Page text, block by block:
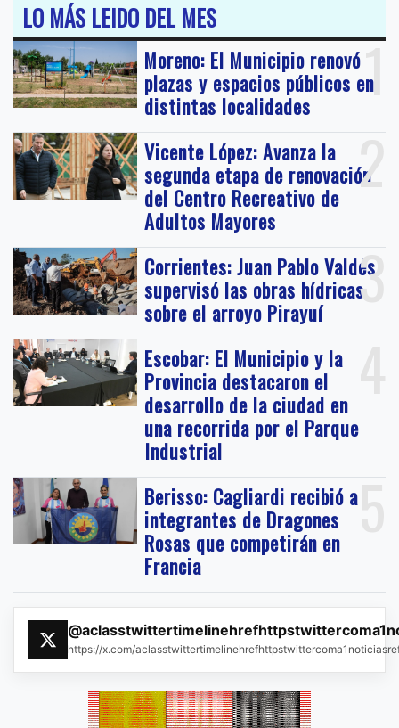
LO MÁS LEIDO DEL MES
1
Moreno: El Municipio renovó
plazas y espacios públicos en
distintas localidades
2
Vicente López: Avanza la
segunda etapa de renovación
del Centro Recreativo de
Adultos Mayores
3
Corrientes: Juan Pablo Valdés
supervisó las obras hídricas
sobre el arroyo Pirayuí
4
Escobar: El Municipio y la
Provincia destacaron el
desarrollo de la ciudad en
una recorrida por el Parque
Industrial
5
Berisso: Cagliardi recibió a
integrantes de Dragones
Rosas que competirán en
Francia
https://x.com/